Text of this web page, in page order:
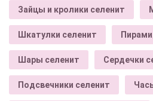
Зайцы и кролики селенит
Шкатулки селенит
Шары селенит Сердечки
Подсвечники селенит